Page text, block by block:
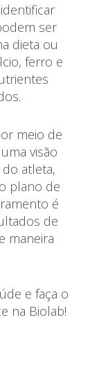
ser
dieta ou
ferro e
meio de
visão
atleta,
plano de
é
de
maneira
e faça o
na Biolab!